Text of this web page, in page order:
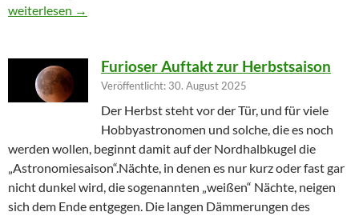
Zwischen Wort und Weltall – Abheben erwünscht!
weiterlesen →
Furioser Auftakt zur Herbstsaison
Veröffentlicht: 30. August 2025
Der Herbst steht vor der Tür, und für viele
Hobbyastronomen und solche, die es noch
werden wollen, beginnt damit auf der Nordhalbkugel die
„Astronomiesaison“.Nächte, in denen es nur kurz oder fast gar
nicht dunkel wird, die sogenannten „weißen“ Nächte, neigen
sich dem Ende entgegen. Die langen Dämmerungen des